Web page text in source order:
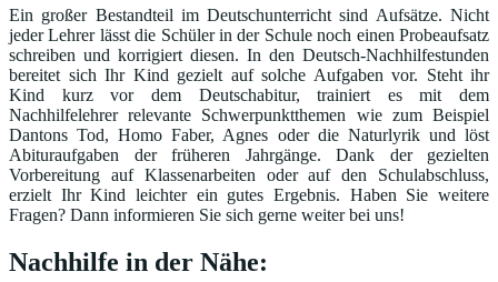
Ein großer Bestandteil im Deutschunterricht sind Aufsätze. Nicht
jeder Lehrer lässt die Schüler in der Schule noch einen Probeaufsatz
schreiben und korrigiert diesen. In den Deutsch-Nachhilfestunden
bereitet sich Ihr Kind gezielt auf solche Aufgaben vor. Steht ihr
Kind kurz vor dem Deutschabitur, trainiert es mit dem
Nachhilfelehrer relevante Schwerpunktthemen wie zum Beispiel
Dantons Tod, Homo Faber, Agnes oder die Naturlyrik und löst
Abituraufgaben der früheren Jahrgänge. Dank der gezielten
Vorbereitung auf Klassenarbeiten oder auf den Schulabschluss,
erzielt Ihr Kind leichter ein gutes Ergebnis. Haben Sie weitere
Fragen? Dann informieren Sie sich gerne weiter bei uns!
Nachhilfe in der Nähe: